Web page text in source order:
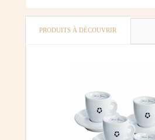
PRODUITS À DÉCOUVRIR